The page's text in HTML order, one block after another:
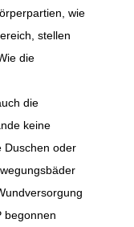
wie
stellen
die
die
keine
Duschen oder
begonnen